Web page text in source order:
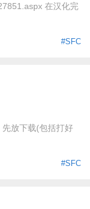
在汉化完
#SFC
放下载(包括打好
#SFC